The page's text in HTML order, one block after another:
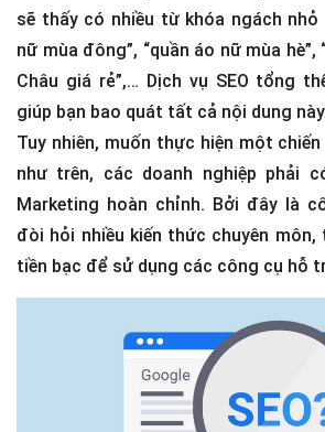
sẽ thấy có nhiều từ khóa ngách nhỏ
nữ mùa đông”, “quần áo nữ mùa hè”,
Châu giá rẻ”,… Dịch vụ SEO tổng
giúp bạn bao quát tất cả nội dung
Tuy nhiên, muốn thực hiện một
như trên, các doanh nghiệp phải
Marketing hoàn chỉnh. Bởi đây là
đòi hỏi nhiều kiến thức chuyên
tiền bạc để sử dụng các công cụ hỗ